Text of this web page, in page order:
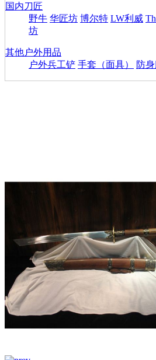
国内刀匠
野牛 华匠坊 博尔特 LW利威
坊
其他户外用品
户外兵工铲 手套（面具） 防